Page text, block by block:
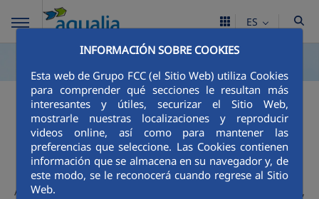
INFORMACIÓN SOBRE COOKIES
Esta web de Grupo FCC (el Sitio Web) utiliza Cookies
para comprender qué secciones le resultan más
interesantes y útiles, securizar el Sitio Web,
mostrarle nuestras localizaciones y reproducir
videos online, así como para mantener las
preferencias que seleccione. Las Cookies contienen
información que se almacena en su navegador y, de
este modo, se le reconocerá cuando regrese al Sitio
Web.
ES
Calidad del agua
Aqualia, responsable de la gestión del agua de Alboraya,